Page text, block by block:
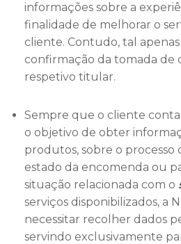
informações sobre a
finalidade de melhorar o
cliente. Contudo, tal
confirmação da tomada de
respetivo titular.
Sempre que o cliente
o objetivo de obter
produtos, sobre o processo
estado da encomenda ou
situação relacionada com o
serviços disponibilizados, a
necessitar recolher dados
servindo exclusivamente